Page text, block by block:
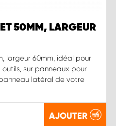
50MM, LARGEUR
largeur 60mm, idéal pour
sur panneaux pour
latéral de votre
AJOUTER